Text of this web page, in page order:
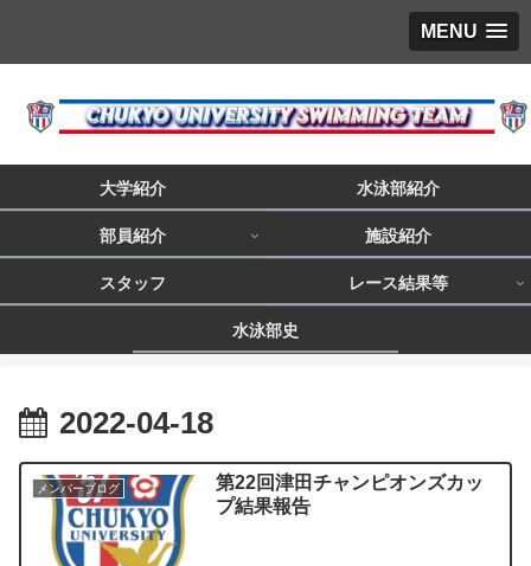
MENU
大学紹介 水泳部紹介
部員紹介 施設紹介
スタッフ レース結果等
水泳部史
2022-04-18
メンバーブログ
第22回津田チャンピオンズカッ
プ結果報告